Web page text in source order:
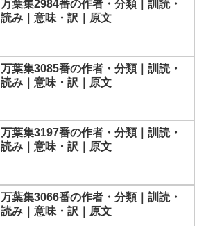
万葉集2984番の作者・分類｜訓読・
読み｜意味・訳｜原文
万葉集3085番の作者・分類｜訓読・
読み｜意味・訳｜原文
万葉集3197番の作者・分類｜訓読・
読み｜意味・訳｜原文
万葉集3066番の作者・分類｜訓読・
読み｜意味・訳｜原文